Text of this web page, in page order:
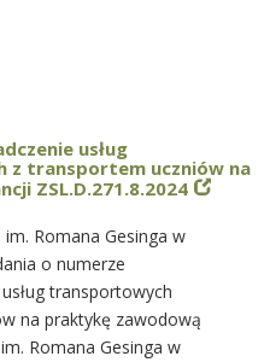
usług
z transportem uczniów na
ZSL.D.271.8.2024
im. Romana Gesinga w
o numerze
transportowych
na praktykę zawodową
Romana Gesinga w